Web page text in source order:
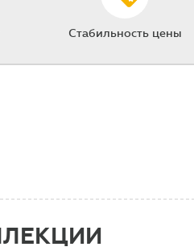
Стабильность цены